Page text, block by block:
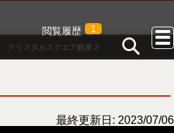
閲覧履歴 1
クリスタルスクエア銀座２
最終更新日: 2023/07/06